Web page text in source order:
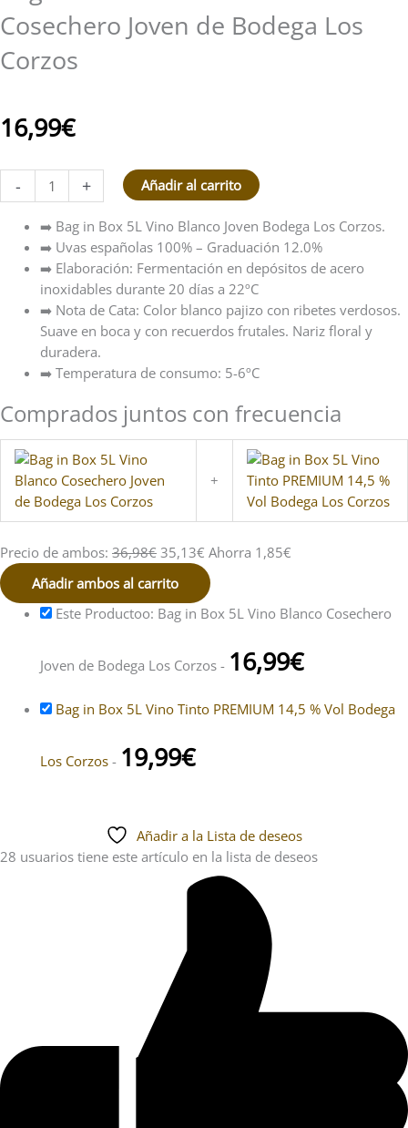
Cosechero Joven de Bodega Los
Corzos
16,99€
- + Añadir al carrito
➡️ Bag in Box 5L Vino Blanco Joven Bodega Los Corzos.
➡️ Uvas españolas 100% – Graduación 12.0%
➡️ Elaboración: Fermentación en depósitos de acero
inoxidables durante 20 días a 22ºC
➡️ Nota de Cata: Color blanco pajizo con ribetes verdosos.
Suave en boca y con recuerdos frutales. Nariz floral y
duradera.
➡️ Temperatura de consumo: 5-6ºC
Comprados juntos con frecuencia
+
Precio de ambos: 36,98€ 35,13€ Ahorra 1,85€
Añadir ambos al carrito
Este Productoo: Bag in Box 5L Vino Blanco Cosechero
Joven de Bodega Los Corzos - 16,99€
Bag in Box 5L Vino Tinto PREMIUM 14,5 % Vol Bodega
Los Corzos - 19,99€
Añadir a la Lista de deseos
28 usuarios tiene este artículo en la lista de deseos